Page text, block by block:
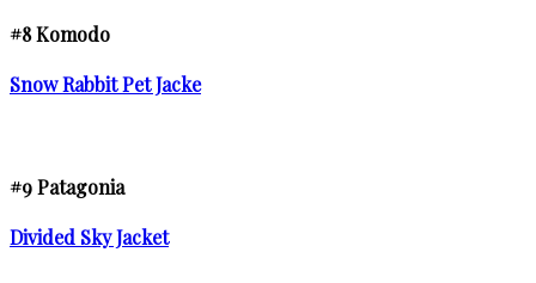
#8 Komodo
Snow Rabbit Pet Jacke
#9 Patagonia
Divided Sky Jacket